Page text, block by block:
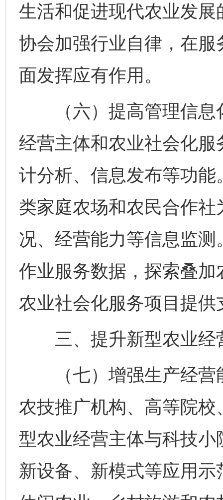
生活和促进现代农业发
协会加强行业自律，在
面发挥应有作用。
（六）提高管理信息
经营主体和农业社会化
计分析、信息发布等功
类家庭农场和农民合作
况、经营能力等信息监
作业服务数据，探索叠
农业社会化服务项目提供
三、提升新型农业经
（七）增强生产经营
农技推广机构、高等院
型农业经营主体与科技
新设备、新模式等应用